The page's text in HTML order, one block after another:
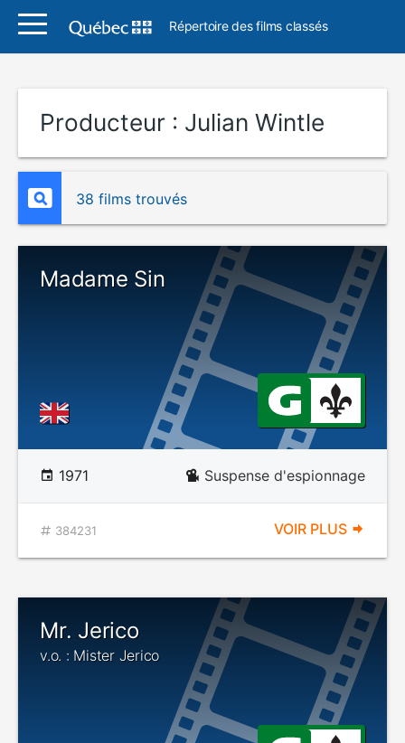
Répertoire des films classés
Producteur : Julian Wintle
38 films trouvés
Madame Sin
1971 Suspense d'espionnage
384231 VOIR PLUS
Mr. Jerico
v.o. : Mister Jerico